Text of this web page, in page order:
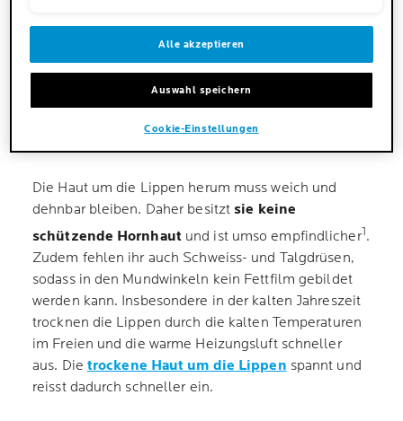
Grunderkrankung auf oder sind jahreszeitlich
IM WINTER KOMMT ES OFT ZU
Die Haut um die Lippen herum muss weich und
dehnbar bleiben. Daher besitztsie keine
schützende Hornhaut und ist umso empfindlicher1.
Zudem fehlen ihr auch Schweiss- und Talgdrüsen,
sodass in den Mundwinkeln kein Fettfilm gebildet
werden kann. Insbesondere in der kalten Jahreszeit
trocknen die Lippen durch die kalten Temperaturen
im Freien und die warme Heizungsluft schneller
aus. Die trockene Haut um die Lippen spannt und
reisst dadurch schneller ein.
Alle akzeptieren
Auswahl speichern
Cookie-Einstellungen